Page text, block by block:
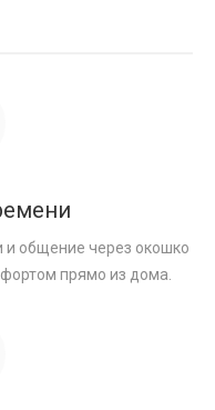
и общение через окошко
прямо из дома.